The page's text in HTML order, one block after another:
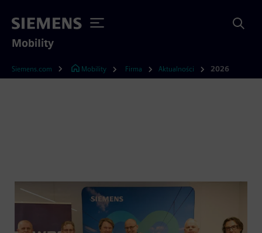
Mobility
Siemens.com Mobility Firma Aktualności 2026